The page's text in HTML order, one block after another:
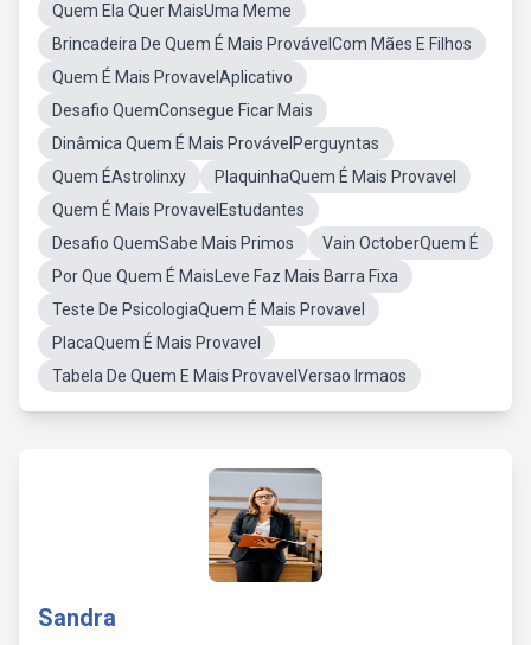
Quem Ela Quer MaisUma Meme
Brincadeira De Quem É Mais ProvávelCom Mães E Filhos
Quem É Mais ProvavelAplicativo
Desafio QuemConsegue Ficar Mais
Dinâmica Quem É Mais ProvávelPerguyntas
Quem ÉAstrolinxy
PlaquinhaQuem É Mais Provavel
Quem É Mais ProvavelEstudantes
Desafio QuemSabe Mais Primos
Vain OctoberQuem É
Por Que Quem É MaisLeve Faz Mais Barra Fixa
Teste De PsicologiaQuem É Mais Provavel
PlacaQuem É Mais Provavel
Tabela De Quem E Mais ProvavelVersao Irmaos
Sandra